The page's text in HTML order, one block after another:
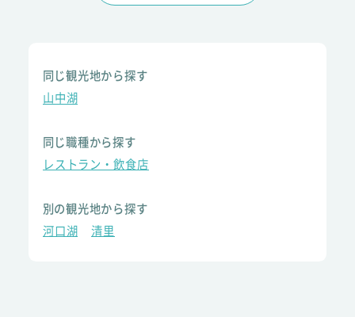
同じ観光地から探す
山中湖
同じ職種から探す
レストラン・飲食店
別の観光地から探す
河口湖
清里